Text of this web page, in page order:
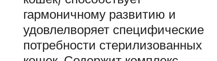
гармоничному развитию и
удовлелворяет специфические
потребности стерилизованных